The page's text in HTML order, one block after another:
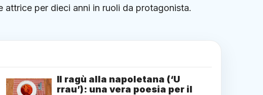
per dieci anni in ruoli da protagonista.
Il ragù alla napoletana (‘U
rrau’): una vera poesia per il